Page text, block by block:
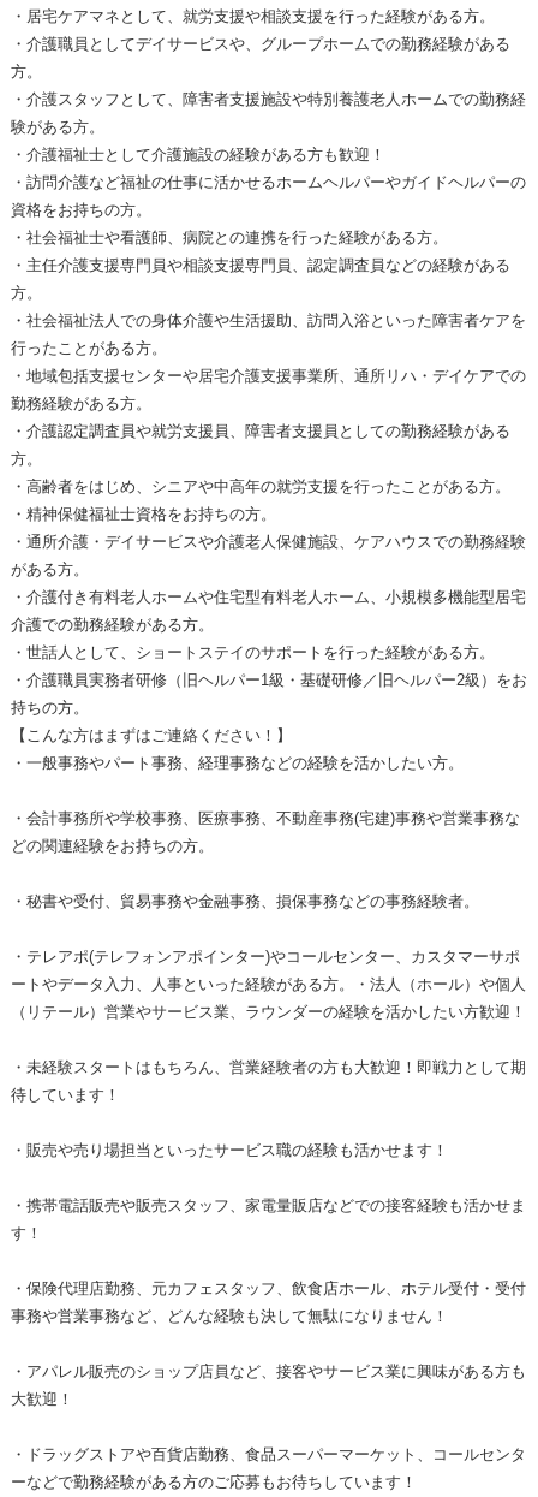
・居宅ケアマネとして、就労支援や相談支援を行った経験がある方。
・介護職員としてデイサービスや、グループホームでの勤務経験がある
方。
・介護スタッフとして、障害者支援施設や特別養護老人ホームでの勤務経
験がある方。
・介護福祉士として介護施設の経験がある方も歓迎！
・訪問介護など福祉の仕事に活かせるホームヘルパーやガイドヘルパーの
資格をお持ちの方。
・社会福祉士や看護師、病院との連携を行った経験がある方。
・主任介護支援専門員や相談支援専門員、認定調査員などの経験がある
方。
・社会福祉法人での身体介護や生活援助、訪問入浴といった障害者ケアを
行ったことがある方。
・地域包括支援センターや居宅介護支援事業所、通所リハ・デイケアでの
勤務経験がある方。
・介護認定調査員や就労支援員、障害者支援員としての勤務経験がある
方。
・高齢者をはじめ、シニアや中高年の就労支援を行ったことがある方。
・精神保健福祉士資格をお持ちの方。
・通所介護・デイサービスや介護老人保健施設、ケアハウスでの勤務経験
がある方。
・介護付き有料老人ホームや住宅型有料老人ホーム、小規模多機能型居宅
介護での勤務経験がある方。
・世話人として、ショートステイのサポートを行った経験がある方。
・介護職員実務者研修（旧ヘルパー1級・基礎研修／旧ヘルパー2級）をお
持ちの方。
【こんな方はまずはご連絡ください！】
・一般事務やパート事務、経理事務などの経験を活かしたい方。
・会計事務所や学校事務、医療事務、不動産事務(宅建)事務や営業事務な
どの関連経験をお持ちの方。
・秘書や受付、貿易事務や金融事務、損保事務などの事務経験者。
・テレアポ(テレフォンアポインター)やコールセンター、カスタマーサポ
ートやデータ入力、人事といった経験がある方。・法人（ホール）や個人
（リテール）営業やサービス業、ラウンダーの経験を活かしたい方歓迎！
・未経験スタートはもちろん、営業経験者の方も大歓迎！即戦力として期
待しています！
・販売や売り場担当といったサービス職の経験も活かせます！
・携帯電話販売や販売スタッフ、家電量販店などでの接客経験も活かせま
す！
・保険代理店勤務、元カフェスタッフ、飲食店ホール、ホテル受付・受付
事務や営業事務など、どんな経験も決して無駄になりません！
・アパレル販売のショップ店員など、接客やサービス業に興味がある方も
大歓迎！
・ドラッグストアや百貨店勤務、食品スーパーマーケット、コールセンタ
ーなどで勤務経験がある方のご応募もお待ちしています！